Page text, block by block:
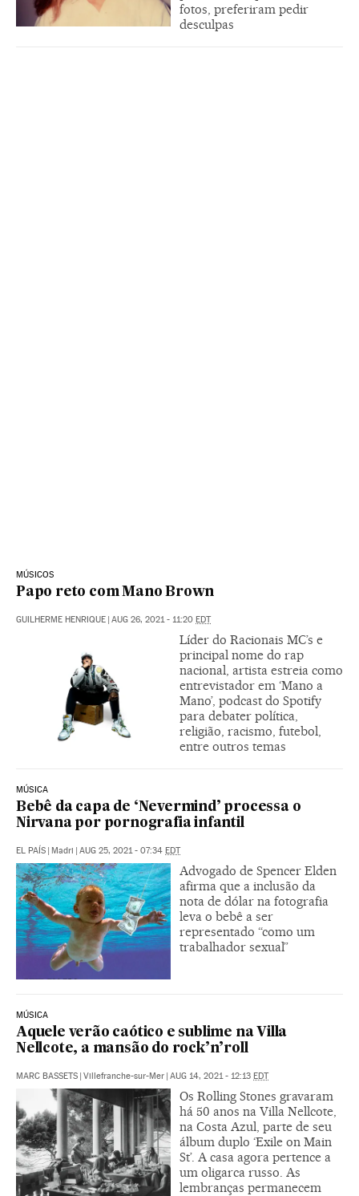
fotos, preferiram pedir
desculpas
MÚSICOS
Papo reto com Mano Brown
GUILHERME HENRIQUE | AUG 26, 2021 - 11:20 EDT
Líder do Racionais MC’s e
principal nome do rap
nacional, artista estreia como
entrevistador em ‘Mano a
Mano’, podcast do Spotify
para debater política,
religião, racismo, futebol,
entre outros temas
MÚSICA
Bebê da capa de ‘Nevermind’ processa o
Nirvana por pornografia infantil
EL PAÍS | Madri | AUG 25, 2021 - 07:34 EDT
Advogado de Spencer Elden
afirma que a inclusão da
nota de dólar na fotografia
leva o bebê a ser
representado “como um
trabalhador sexual”
MÚSICA
Aquele verão caótico e sublime na Villa
Nellcote, a mansão do rock’n’roll
MARC BASSETS | Villefranche-sur-Mer | AUG 14, 2021 - 12:13 EDT
Os Rolling Stones gravaram
há 50 anos na Villa Nellcote,
na Costa Azul, parte de seu
álbum duplo ‘Exile on Main
St’. A casa agora pertence a
um oligarca russo. As
lembranças permanecem